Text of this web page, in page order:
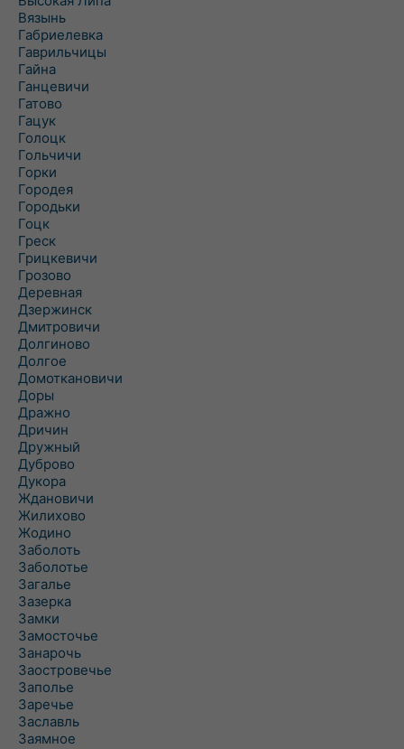
Вязынь
Габриелевка
Гаврильчицы
Гайна
Ганцевичи
Гатово
Гацук
Голоцк
Гольчичи
Горки
Городея
Городьки
Гоцк
Греск
Грицкевичи
Грозово
Деревная
Дзержинск
Дмитровичи
Долгиново
Долгое
Домоткановичи
Доры
Дражно
Дричин
Дружный
Дуброво
Дукора
Ждановичи
Жилихово
Жодино
Заболоть
Заболотье
Загалье
Зазерка
Замки
Замосточье
Занарочь
Заостровечье
Заполье
Заречье
Заславль
Заямное